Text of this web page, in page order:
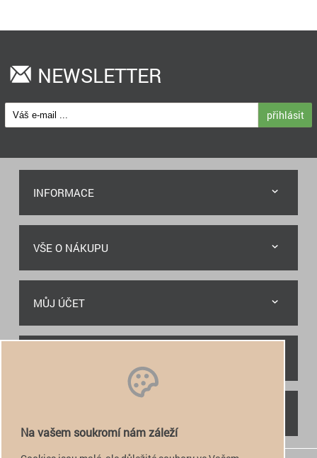
NEWSLETTER
přihlásit
INFORMACE
VŠE O NÁKUPU
MŮJ ÚČET
Na vašem soukromí nám záleží